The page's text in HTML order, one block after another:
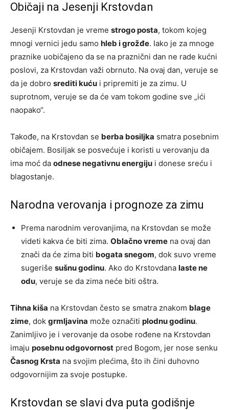
Običaji na Jesenji Krstovdan
Jesenji Krstovdan je vreme strogo posta, tokom kojeg
mnogi vernici jedu samo hleb i grožđe. Iako je za mnoge
praznike uobičajeno da se na praznični dan ne rade kućni
poslovi, za Krstovdan važi obrnuto. Na ovaj dan, veruje se
da je dobro srediti kuću i pripremiti je za zimu. U
suprotnom, veruje se da će vam tokom godine sve „ići
naopako“.
Takođe, na Krstovdan se berba bosiljka smatra posebnim
običajem. Bosiljak se posvećuje i koristi u verovanju da
ima moć da odnese negativnu energiju i donese sreću i
blagostanje.
Narodna verovanja i prognoze za zimu
Prema narodnim verovanjima, na Krstovdan se može
videti kakva će biti zima. Oblačno vreme na ovaj dan
znači da će zima biti bogata snegom, dok suvo vreme
sugeriše sušnu godinu. Ako do Krstovdana laste ne
odu, veruje se da zima neće biti oštra.
Tihna kiša na Krstovdan često se smatra znakom blage
zime, dok grmljavina može označiti plodnu godinu.
Zanimljivo je i verovanje da osobe rođene na Krstovdan
imaju posebnu odgovornost pred Bogom, jer nose senku
Časnog Krsta na svojim plećima, što ih čini duhovno
odgovornijim za svoje postupke.
Krstovdan se slavi dva puta godišnje